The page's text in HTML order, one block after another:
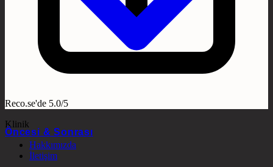
Öncesi & Sonrası
Reco.se'de 5.0/5
Klinik
Hakkımızda
İletişim